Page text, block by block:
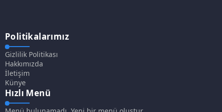
Politikalarımız
Gizlilik Politikası
Hakkımızda
İletişim
Künye
Hızlı Menü